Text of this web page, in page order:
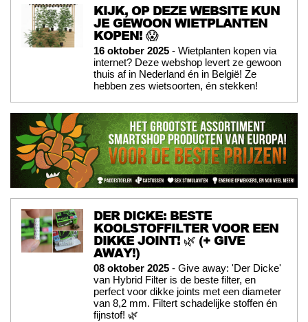
KIJK, OP DEZE WEBSITE KUN
JE GEWOON WIETPLANTEN
KOPEN! 😱
16 oktober 2025 - Wietplanten kopen via
internet? Deze webshop levert ze gewoon
thuis af in Nederland én in België! Ze
hebben zes wietsoorten, én stekken!
DER DICKE: BESTE
KOOLSTOFFILTER VOOR EEN
DIKKE JOINT! 🌿 (+ GIVE
AWAY!)
08 oktober 2025 - Give away: 'Der Dicke'
van Hybrid Filter is de beste filter, en
perfect voor dikke joints met een diameter
van 8,2 mm. Filtert schadelijke stoffen én
fijnstof! 🌿